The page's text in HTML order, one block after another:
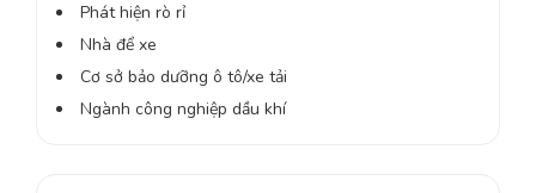
Phát hiện rò rỉ
Nhà để xe
Cơ sở bảo dưỡng ô tô/xe tải
Ngành công nghiệp dầu khí